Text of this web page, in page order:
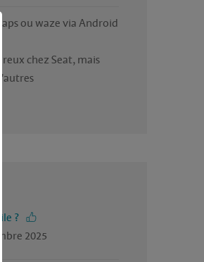
ou waze via Android
chez Seat, mais
?
2025